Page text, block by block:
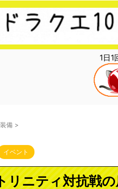
1日1
備 >
イベント
リニティ対抗戦